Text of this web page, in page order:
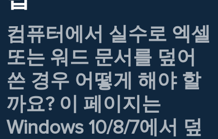
컴퓨터에서 실수로 엑셀
또는 워드 문서를 덮어
쓴 경우 어떻게 해야 할
까요? 이 페이지는
Windows 10/8/7에서 덮